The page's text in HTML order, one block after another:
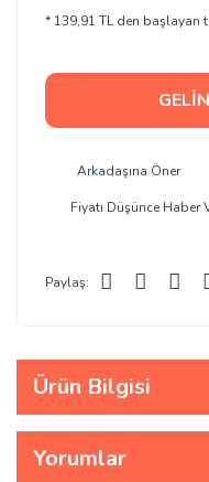
* 139,91 TL den başlayan
Arkadaşına Öner
Fiyatı Düşünce Haber
Paylaş:
Ürün Bilgisi
Yorumlar